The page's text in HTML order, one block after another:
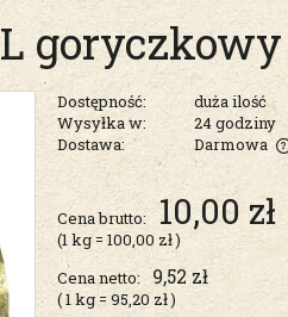
goryczkowy
Dostępność:
duża ilość
Wysyłka w:
24 godziny
Dostawa:
Darmowa
nie zawiera ewentualnych
płatności
Cena brutto: 10,00 zł
(1kg =100,00 zł)
Cena netto:
9,52 zł
( 1kg =95,20 zł)